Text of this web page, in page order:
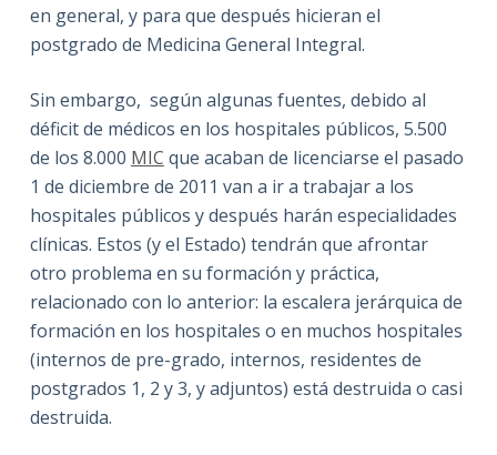
en general, y para que después hicieran el
postgrado de Medicina General Integral.
Sin embargo, según algunas fuentes, debido al
déficit de médicos en los hospitales públicos, 5.500
de los 8.000 MIC que acaban de licenciarse el pasado
1 de diciembre de 2011 van a ir a trabajar a los
hospitales públicos y después harán especialidades
clínicas. Estos (y el Estado) tendrán que afrontar
otro problema en su formación y práctica,
relacionado con lo anterior: la escalera jerárquica de
formación en los hospitales o en muchos hospitales
(internos de pre-grado, internos, residentes de
postgrados 1, 2 y 3, y adjuntos) está destruida o casi
destruida.